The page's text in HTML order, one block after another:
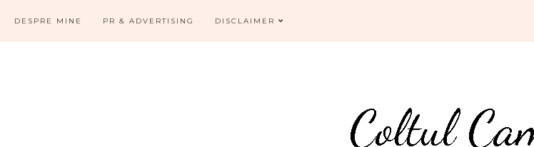
DESPRE MINE PR & ADVERTISING DISCLAIMER